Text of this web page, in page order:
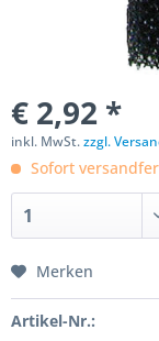
€ 2,92 *
inkl. MwSt.zzgl.
Sofort
Merken
Artikel-Nr.: